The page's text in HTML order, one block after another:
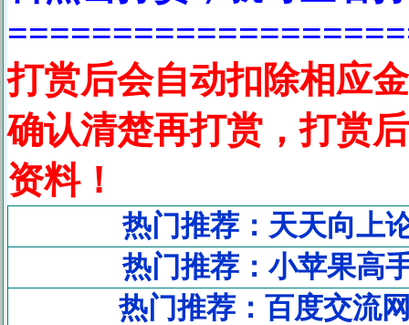
打赏后会自动扣除相应
确认清楚再打赏，打赏
资料！
热门推荐：天天向上
热门推荐：小苹果高
热门推荐：百度交流